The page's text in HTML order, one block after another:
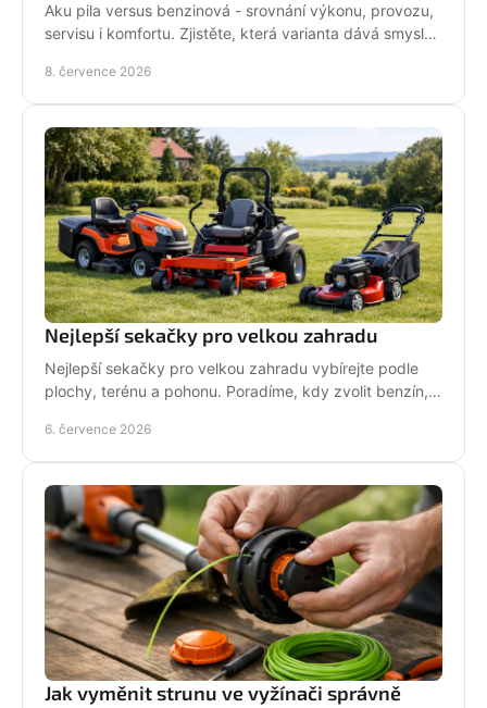
Aku pila versus benzinová - srovnání výkonu, provozu,
servisu i komfortu. Zjistěte, která varianta dává smysl
8. července 2026
Nejlepší sekačky pro velkou zahradu
Nejlepší sekačky pro velkou zahradu vybírejte podle
plochy, terénu a pohonu. Poradíme, kdy zvolit benzín,
6. července 2026
Jak vyměnit strunu ve vyžínači správně